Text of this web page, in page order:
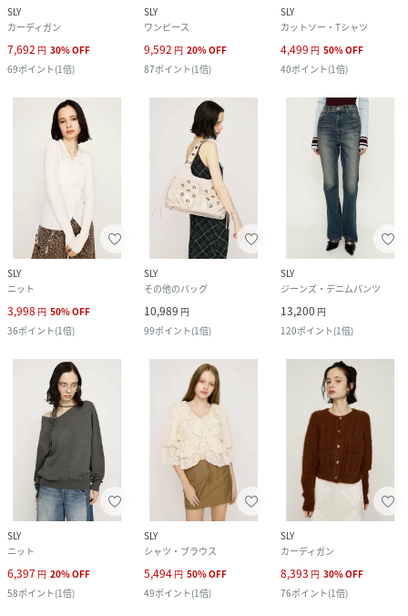
SLY
カーディガン
7,692 円 30%OFF
69ポイント(1倍)
SLY
ワンピース
9,592 円 20%OFF
87ポイント(1倍)
SLY
カットソー・Tシャツ
4,499 円 50%OFF
40ポイント(1倍)
SLY
ニット
3,998 円 50%OFF
36ポイント(1倍)
SLY
その他のバッグ
10,989 円
99ポイント(1倍)
SLY
ジーンズ・デニムパンツ
13,200 円
120ポイント(1倍)
SLY
ニット
6,397 円 20%OFF
58ポイント(1倍)
SLY
シャツ・ブラウス
5,494 円 50%OFF
49ポイント(1倍)
SLY
カーディガン
8,393 円 30%OFF
76ポイント(1倍)